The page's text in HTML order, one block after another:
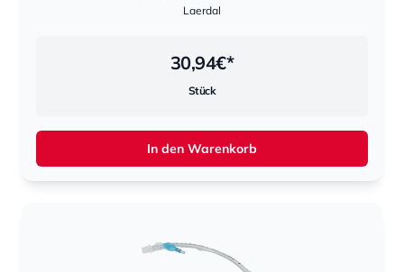
Laerdal
30,94€*
Stück
In den Warenkorb